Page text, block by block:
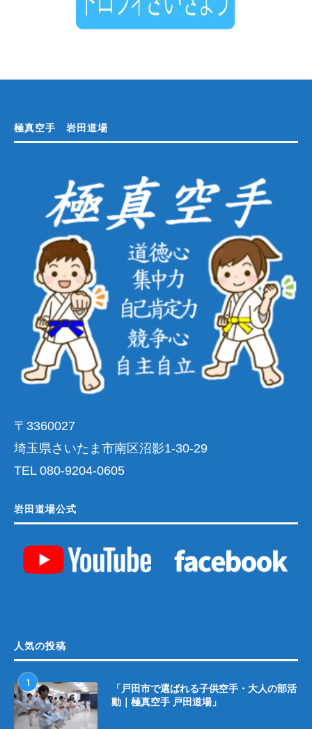
極真空手 岩田道場
〒3360027
埼玉県さいたま市南区沼影1-30-29
TEL 080-9204-0605
岩田道場公式
人気の投稿
1
「戸田市で選ばれる子供空手・大人の部活
動｜極真空手 戸田道場」